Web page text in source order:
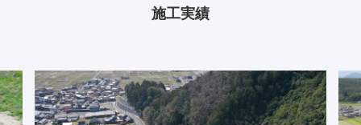
施工実績